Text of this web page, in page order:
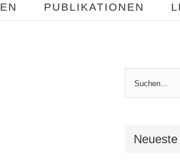
PUBLIKATIONEN
nach: